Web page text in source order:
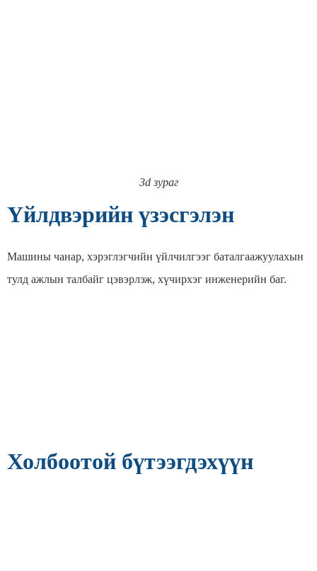
3d зураг
Үйлдвэрийн үзэсгэлэн
Машины чанар, хэрэглэгчийн үйлчилгээг баталгаажуулахын
тулд ажлын талбайг цэвэрлэж, хүчирхэг инженерийн баг.
Холбоотой бүтээгдэхүүн